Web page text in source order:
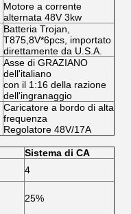
Motore a corrente
alternata 48V 3kw
Batteria Trojan,
T875,8V*6pcs, importato
direttamente da U.S.A.
Asse di GRAZIANO
dell'italiano
con il 1:16 della razione
dell'ingranaggio
Caricatore a bordo di alta
frequenza
Regolatore 48V/17A
Sistema di CA
4
25%